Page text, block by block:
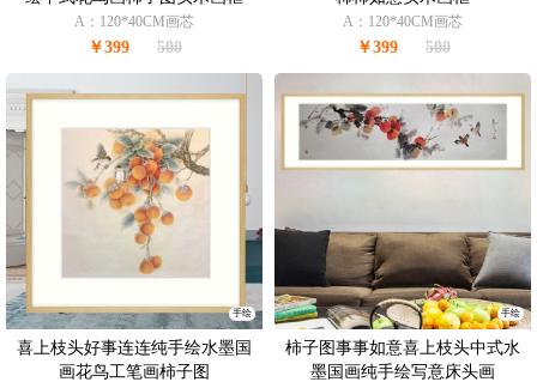
A：120*40CM画芯
￥399 500
A：120*40CM画芯
￥399 500
手绘
喜上枝头好事连连纯手绘水墨国
画花鸟工笔画柿子图
手绘
柿子图事事如意喜上枝头中式水
墨国画纯手绘写意床头画